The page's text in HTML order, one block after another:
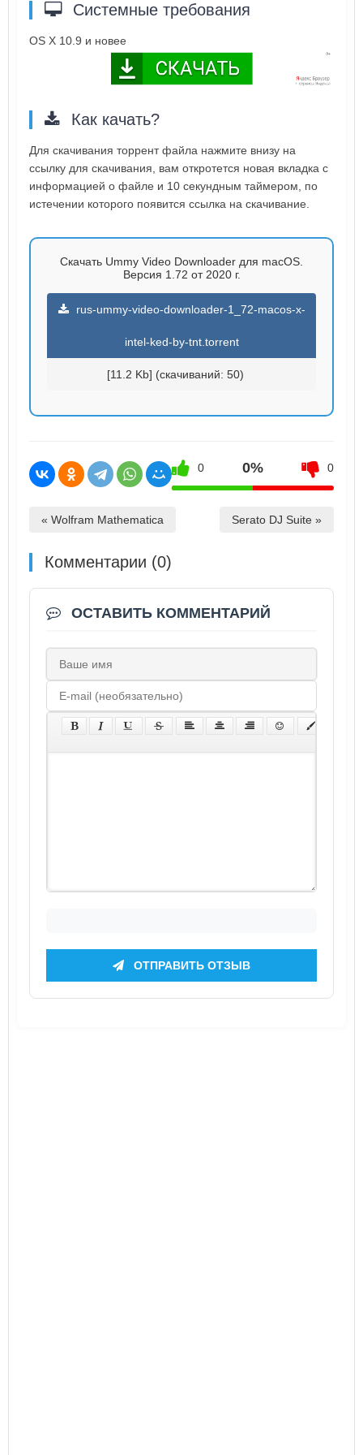
Системные требования
OS X 10.9 и новее
Как качать?
Для скачивания торрент файла нажмите внизу на
ссылку для скачивания, вам откротется новая вкладка с
информацией о файле и 10 секундным таймером, по
истечении которого появится ссылка на скачивание.
Скачать Ummy Video Downloader для macOS.
Версия 1.72 от 2020 г.
rus-ummy-video-downloader-1_72-macos-x-
intel-ked-by-tnt.torrent
[11.2 Kb] (cкачиваний: 50)
0 0% 0
« Wolfram Mathematica Serato DJ Suite »
Комментарии (0)
ОСТАВИТЬ КОММЕНТАРИЙ
ОТПРАВИТЬ ОТЗЫВ